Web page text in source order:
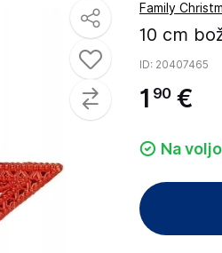
Family
10 cm
ID: 20407465
1 90 €
Na